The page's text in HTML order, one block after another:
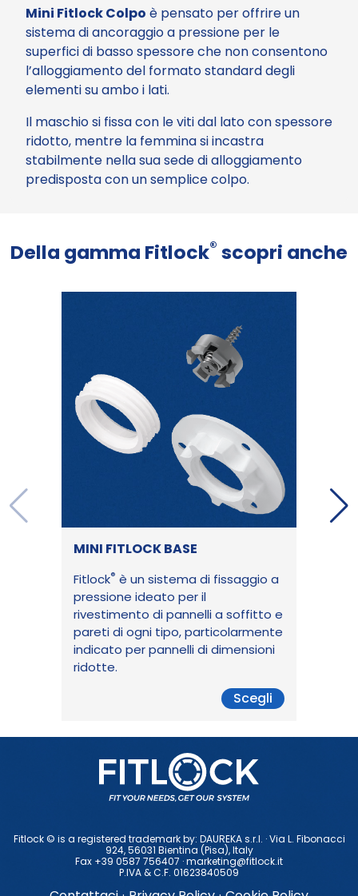
Mini Fitlock Colpo è pensato per offrire un
sistema di ancoraggio a pressione per le
superfici di basso spessore che non consentono
l’alloggiamento del formato standard degli
elementi su ambo i lati.
Il maschio si fissa con le viti dal lato con spessore
ridotto, mentre la femmina si incastra
stabilmente nella sua sede di alloggiamento
predisposta con un semplice colpo.
Della gamma Fitlock® scopri anche
MINI FITLOCK BASE
Fitlock® è un sistema di fissaggio a
pressione ideato per il
rivestimento di pannelli a soffitto e
pareti di ogni tipo, particolarmente
indicato per pannelli di dimensioni
ridotte.
Scegli
Fitlock © is a registered trademark by: DAUREKA s.r.l. · Via L. Fibonacci
924, 56031 Bientina (Pisa), ltaly
Fax +39 0587 756407 ·marketing@fitlock.it
P.IVA & C.F. 01623840509